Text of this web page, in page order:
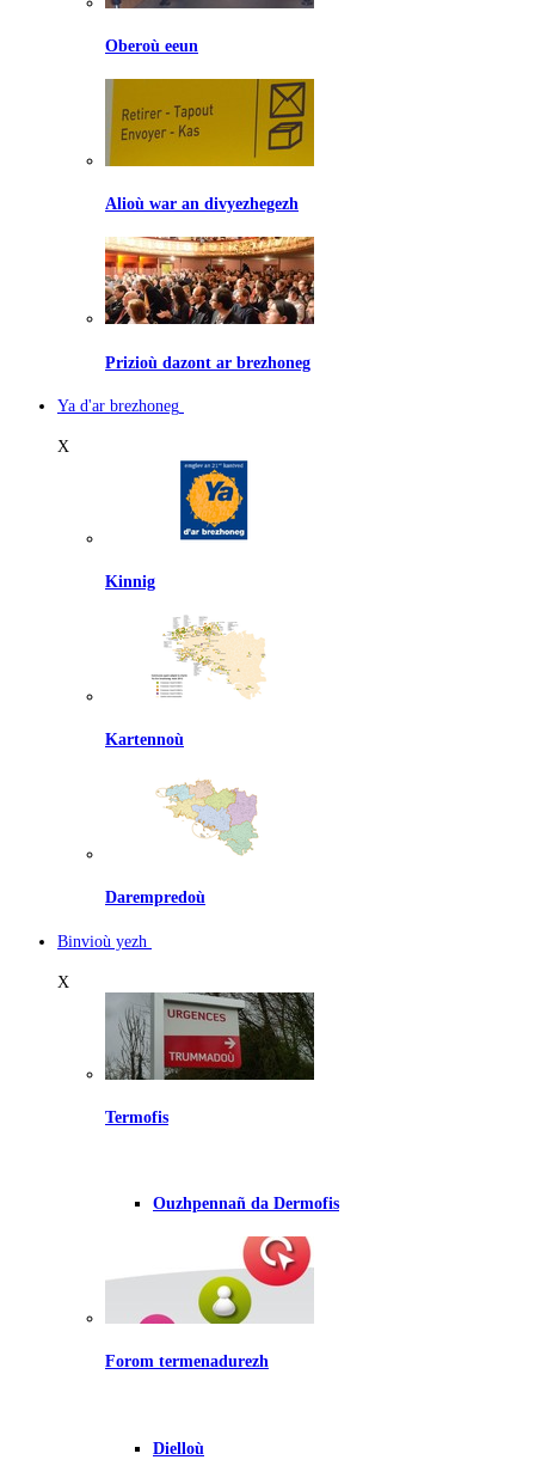
Oberoù eeun
Alioù war an divyezhegezh
Prizioù dazont ar brezhoneg
Ya d'ar brezhoneg
X
Kinnig
Kartennoù
Darempredoù
Binvioù yezh
X
Termofis
Ouzhpennañ da Dermofis
Forom termenadurezh
Dielloù